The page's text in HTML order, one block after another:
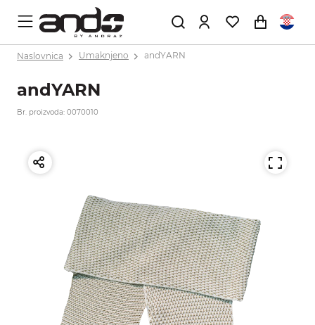
Naslovnica Umaknjeno andYARN
andYARN
Br. proizvoda: 0070010